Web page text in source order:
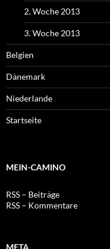
2. Woche 2013
3. Woche 2013
Belgien
Dänemark
Niederlande
Startseite
MEIN-CAMINO
RSS – Beiträge
RSS – Kommentare